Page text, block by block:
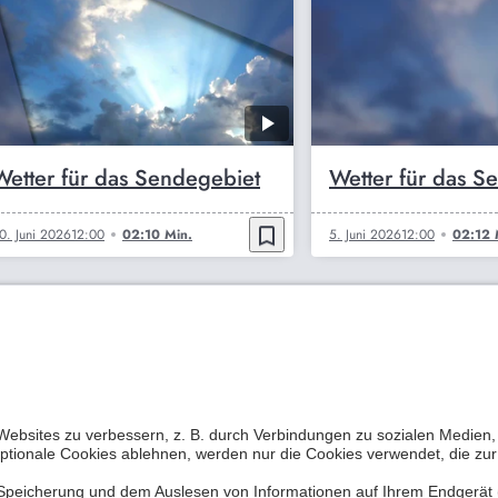
für das Sendegebiet
Juni 202612:00 02:10 Min. bookmark_border
Wetter für das
5. Juni 202612:00 02:12